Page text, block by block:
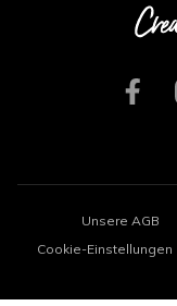
Unsere AGB
Cookie-Einstellungen